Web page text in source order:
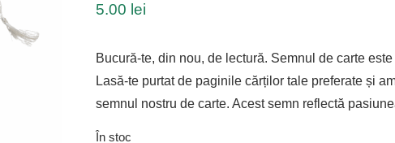
5.00 lei
Bucură-te, din nou, de lectură. Semnul de carte
Lasă-te purtat de paginile cărților tale preferate și
semnul nostru de carte. Acest semn reflectă
În stoc